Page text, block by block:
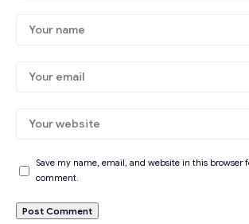
Save my name, email, and website in this browser
comment.